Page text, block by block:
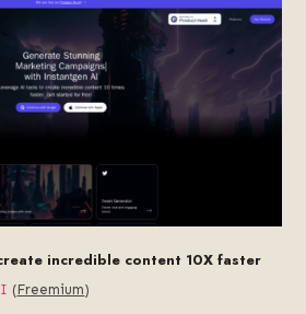
incredible content 10X faster
(Freemium)